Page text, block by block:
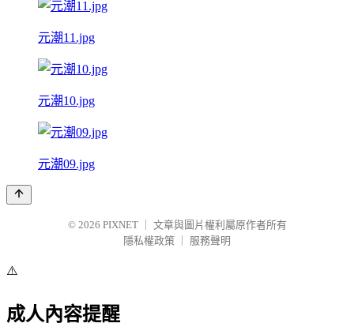
元潮11.jpg
元潮10.jpg
元潮09.jpg
© 2026 PIXNET
文章與圖片權利屬原作者所有
隱私權政策
服務聲明
⚠️
成人內容提醒